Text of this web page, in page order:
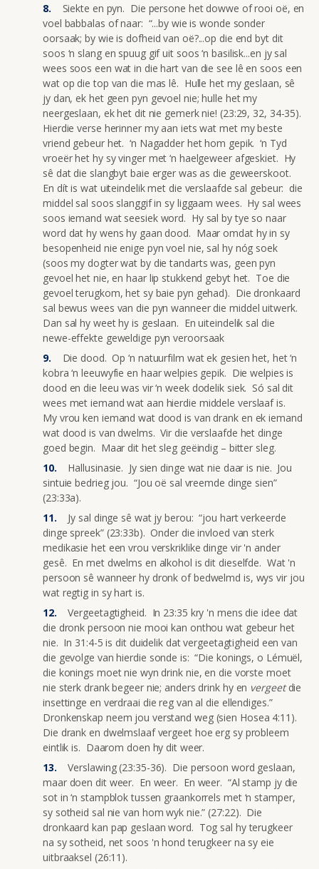
Siekte en pyn. Die persone het dowwe of rooi oë, en
voel babbalas of naar: “...by wie is wonde sonder
oorsaak; by wie is dofheid van oë?...op die end byt dit
soos ‘n slang en spuug gif uit soos ‘n basilisk...en jy sal
wees soos een wat in die hart van die see lê en soos een
wat op die top van die mas lê. Hulle het my geslaan, sê
jy dan, ek het geen pyn gevoel nie; hulle het my
neergeslaan, ek het dit nie gemerk nie! (23:29, 32, 34-35).
Hierdie verse herinner my aan iets wat met my beste
vriend gebeur het. ‘n Nagadder het hom gepik. ‘n Tyd
vroeër het hy sy vinger met ‘n haelgeweer afgeskiet. Hy
sê dat die slangbyt baie erger was as die geweerskoot.
En dít is wat uiteindelik met die verslaafde sal gebeur: die
middel sal soos slanggif in sy liggaam wees. Hy sal wees
soos iemand wat seesiek word. Hy sal by tye so naar
word dat hy wens hy gaan dood. Maar omdat hy in sy
besopenheid nie enige pyn voel nie, sal hy nóg soek
(soos my dogter wat by die tandarts was, geen pyn
gevoel het nie, en haar lip stukkend gebyt het. Toe die
gevoel terugkom, het sy baie pyn gehad). Die dronkaard
sal bewus wees van die pyn wanneer die middel uitwerk.
Dan sal hy weet hy is geslaan. En uiteindelik sal die
newe-effekte geweldige pyn veroorsaak
Die dood. Op ‘n natuurfilm wat ek gesien het, het ‘n
kobra ‘n leeuwyfie en haar welpies gepik. Die welpies is
dood en die leeu was vir ‘n week dodelik siek. Só sal dit
wees met iemand wat aan hierdie middele verslaaf is.
My vrou ken iemand wat dood is van drank en ek iemand
wat dood is van dwelms. Vir die verslaafde het dinge
goed begin. Maar dit het sleg geëindig – bitter sleg.
Hallusinasie. Jy sien dinge wat nie daar is nie. Jou
sintuie bedrieg jou. “Jou oë sal vreemde dinge sien”
(23:33a).
Jy sal dinge sê wat jy berou: “jou hart verkeerde
dinge spreek” (23:33b). Onder die invloed van sterk
medikasie het een vrou verskriklike dinge vir 'n ander
gesê. En met dwelms en alkohol is dit dieselfde. Wat 'n
persoon sê wanneer hy dronk of bedwelmd is, wys vir jou
wat regtig in sy hart is.
Vergeetagtigheid. In 23:35 kry 'n mens die idee dat
die dronk persoon nie mooi kan onthou wat gebeur het
nie. In 31:4-5 is dit duidelik dat vergeetagtigheid een van
die gevolge van hierdie sonde is: “Die konings, o Lémuël,
die konings moet nie wyn drink nie, en die vorste moet
nie sterk drank begeer nie; anders drink hy en vergeetdie
insettinge en verdraai die reg van al die ellendiges.”
Dronkenskap neem jou verstand weg (sien Hosea 4:11).
Die drank en dwelmslaaf vergeet hoe erg sy probleem
eintlik is. Daarom doen hy dit weer.
Verslawing (23:35-36). Die persoon word geslaan,
maar doen dit weer. En weer. En weer. “Al stamp jy die
sot in ‘n stampblok tussen graankorrels met ‘n stamper,
sy sotheid sal nie van hom wyk nie.” (27:22). Die
dronkaard kan pap geslaan word. Tog sal hy terugkeer
na sy sotheid, net soos 'n hond terugkeer na sy eie
uitbraaksel (26:11).